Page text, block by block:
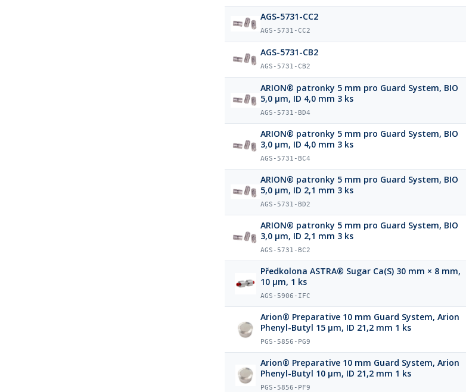
AGS-5731-CC2
AGS-5731-CC2
AGS-5731-CB2
AGS-5731-CB2
ARION® patronky 5 mm pro Guard System, BIO
5,0 µm, ID 4,0 mm 3 ks
AGS-5731-BD4
ARION® patronky 5 mm pro Guard System, BIO
3,0 µm, ID 4,0 mm 3 ks
AGS-5731-BC4
ARION® patronky 5 mm pro Guard System, BIO
5,0 µm, ID 2,1 mm 3 ks
AGS-5731-BD2
ARION® patronky 5 mm pro Guard System, BIO
3,0 µm, ID 2,1 mm 3 ks
AGS-5731-BC2
Předkolona ASTRA® Sugar Ca(S) 30 mm × 8 mm,
10 µm, 1 ks
AGS-5906-IFC
Arion® Preparative 10 mm Guard System, Arion
Phenyl-Butyl 15 µm, ID 21,2 mm 1 ks
PGS-5856-PG9
Arion® Preparative 10 mm Guard System, Arion
Phenyl-Butyl 10 µm, ID 21,2 mm 1 ks
PGS-5856-PF9